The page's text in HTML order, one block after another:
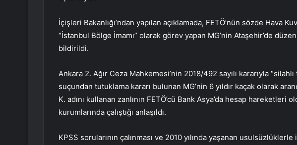
İçişleri Bakanlığı’ndan yapılan açıklamada, FETÖ’nün sözde Hava
“İstanbul Bölge İmamı” olarak görev yapan MG’nin Ataşehir’de
bildirildi.
Ankara 2. Ağır Ceza Mahkemesi’nin 2018/492 sayılı kararıyla
suçundan tutuklama kararı bulunan MG’nin 6 yıldır kaçak olarak
K. adını kullanan zanlının FETÖ’cü Bank Asya’da hesap hareketleri
kurumlarında çalıştığı anlaşıldı.
KPSS sorularının çalınması ve 2010 yılında yaşanan